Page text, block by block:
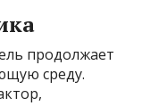
продолжает
среду.